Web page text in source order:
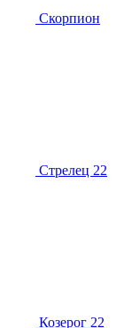
Скорпион
Стрелец 22
Козерог 22